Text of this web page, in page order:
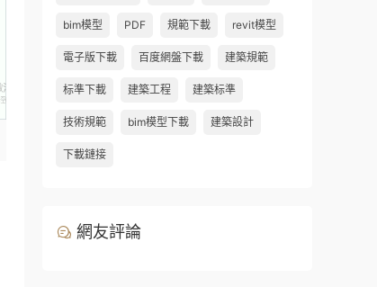
bim模型 PDF 規範下載 revit模型
電子版下載 百度網盤下載 建築規範
标準下載 建築工程 建築标準
技術規範 bim模型下載 建築設計
下載鏈接
網友評論